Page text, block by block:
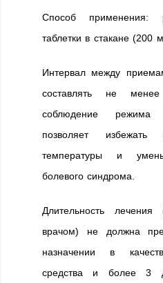
Способ применения:
таблетки в стакане (200
Интервал между
составлять не
соблюдение режима
позволяет избежать
температуры и
болевого синдрома.
Длительность
врачом) не должна
назначении в
средства и более 3